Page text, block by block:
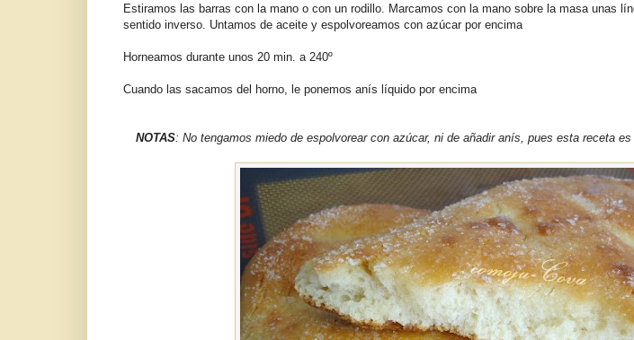
Estiramos las barras con la mano o con un rodillo. Marcamos con la mano sobre la masa unas
sentido inverso. Untamos de aceite y espolvoreamos con azúcar por encima
Horneamos durante unos 20 min. a 240º
Cuando las sacamos del horno, le ponemos anís líquido por encima
NOTAS: No tengamos miedo de espolvorear con azúcar, ni de añadir anís, pues esta receta